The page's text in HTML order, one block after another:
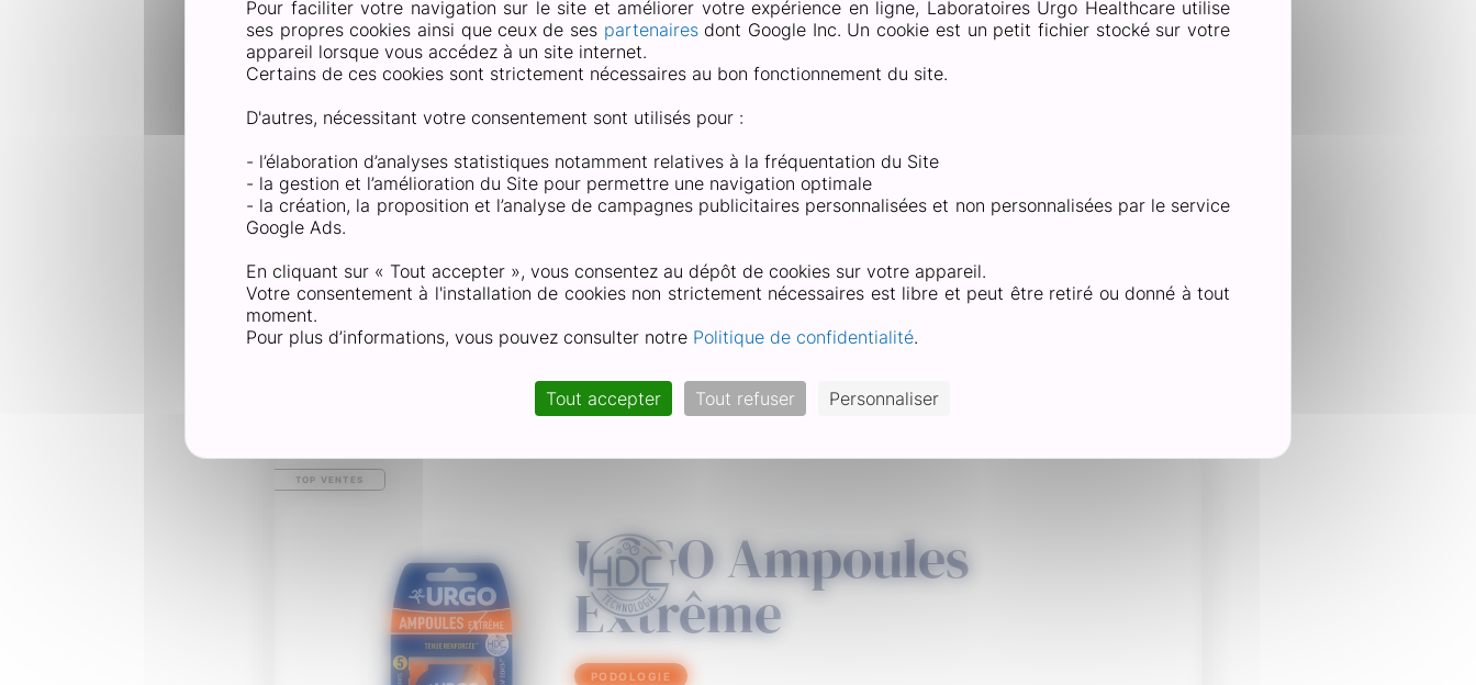
cas de doute, demandez conseil à votre pharmacien.
• S’assurer que la zone à traiter est exempte de crème ou d’huile.
• Appliquez ensuite un pansement pour ampoule, sans trop serrer la peau.
• Pensez à changer le pansement régulièrement, après la douche ou lorsqu’il commence à se décoller.
En cas d’ampoule percée sur le pied, favorisez le port de chaussures suffisamment larges et souples pour
laisser respirer la plaie et éviter les frottements qui pourraient l’agresser.
Le produit qu’il vous faut
TOP VENTES
URGO Ampoules
Extrême
PODOLOGIE
Pour faciliter votre navigation sur le site et améliorer votre expérience en ligne, Laboratoires Urgo Healthcare utilise
ses propres cookies ainsi que ceux de ses partenairesdont Google Inc. Un cookie est un petit fichier stocké sur votre
appareil lorsque vous accédez à un site internet.
Certains de ces cookies sont strictement nécessaires au bon fonctionnement du site.
D'autres, nécessitant votre consentement sont utilisés pour :
- l’élaboration d’analyses statistiques notamment relatives à la fréquentation du Site
- la gestion et l’amélioration du Site pour permettre une navigation optimale
- la création, la proposition et l’analyse de campagnes publicitaires personnalisées et non personnalisées par le service
Google Ads.
En cliquant sur « Tout accepter », vous consentez au dépôt de cookies sur votre appareil.
Votre consentement à l'installation de cookies non strictement nécessaires est libre et peut être retiré ou donné à tout
moment.
Pour plus d’informations, vous pouvez consulter notre Politique de confidentialité.
Tout accepter Tout refuser Personnaliser